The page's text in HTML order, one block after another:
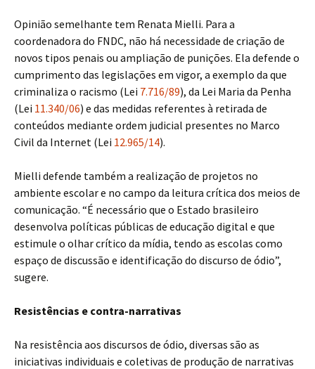
Opinião semelhante tem Renata Mielli. Para a
coordenadora do FNDC, não há necessidade de criação de
novos tipos penais ou ampliação de punições. Ela defende o
cumprimento das legislações em vigor, a exemplo da que
criminaliza o racismo (Lei 7.716/89), da Lei Maria da Penha
(Lei 11.340/06) e das medidas referentes à retirada de
conteúdos mediante ordem judicial presentes no Marco
Civil da Internet (Lei 12.965/14).
Mielli defende também a realização de projetos no
ambiente escolar e no campo da leitura crítica dos meios de
comunicação. “É necessário que o Estado brasileiro
desenvolva políticas públicas de educação digital e que
estimule o olhar crítico da mídia, tendo as escolas como
espaço de discussão e identificação do discurso de ódio”,
sugere.
Resistências e contra-narrativas
Na resistência aos discursos de ódio, diversas são as
iniciativas individuais e coletivas de produção de narrativas